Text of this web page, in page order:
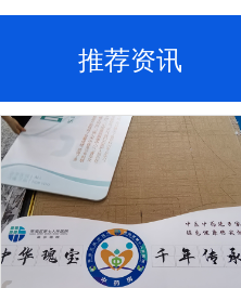
推荐资讯